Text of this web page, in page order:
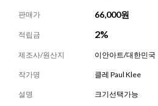
판매가 66,000원
적립금 2%
제조사/원산지 이안아트/대한민국
작가명 클레 Paul Klee
설명 크기선택가능